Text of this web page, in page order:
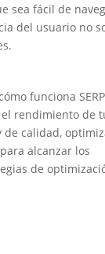
sea fácil de
del usuario no
funciona
rendimiento de
de calidad,
alcanzar los
de